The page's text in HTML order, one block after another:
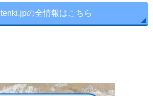
tenki.jpの全情報はこちら